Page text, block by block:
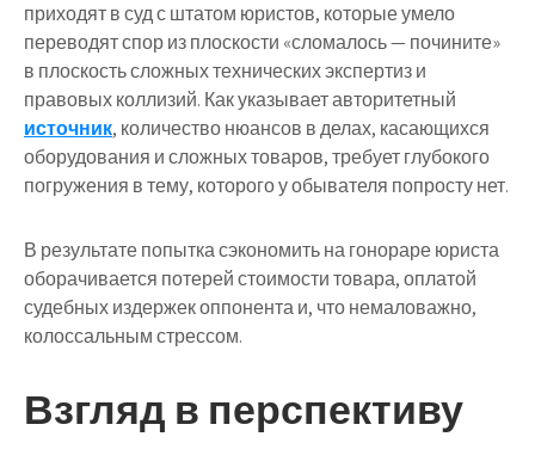
приходят в суд с штатом юристов, которые умело
переводят спор из плоскости «сломалось — почините»
в плоскость сложных технических экспертиз и
правовых коллизий. Как указывает авторитетный
источник, количество нюансов в делах, касающихся
оборудования и сложных товаров, требует глубокого
погружения в тему, которого у обывателя попросту нет.
В результате попытка сэкономить на гонораре юриста
оборачивается потерей стоимости товара, оплатой
судебных издержек оппонента и, что немаловажно,
колоссальным стрессом.
Взгляд в перспективу